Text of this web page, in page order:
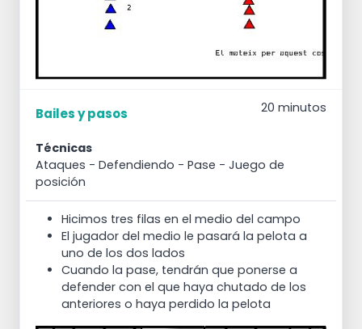
Bailes y pasos 20 minutos
Técnicas
Ataques - Defendiendo - Pase - Juego de
posición
Hicimos tres filas en el medio del campo
El jugador del medio le pasará la pelota a
uno de los dos lados
Cuando la pase, tendrán que ponerse a
defender con el que haya chutado de los
anteriores o haya perdido la pelota